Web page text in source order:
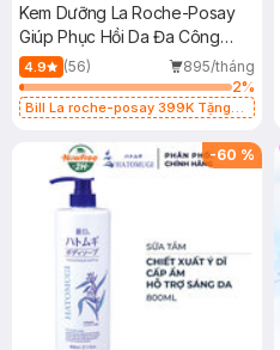
Kem Dưỡng La Roche-Posay
Giúp Phục Hồi Da Đa Công
Dụng 40ml
4.9 (56)
895/tháng
2%
Bill La roche-posay 399K Tặng
(SL có hạn)
-60 %